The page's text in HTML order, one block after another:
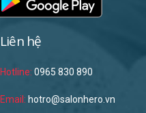
Liên hệ
Hotline: 0965 830 890
Email: hotro@salonhero.vn